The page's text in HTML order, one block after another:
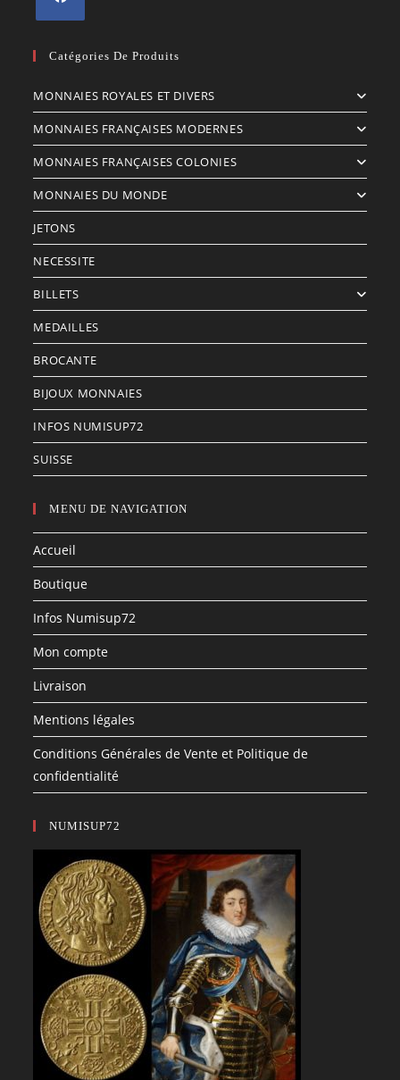
dans
nouvel
Catégories De Produits
MONNAIES ROYALES ET DIVERS
MONNAIES FRANÇAISES MODERNES
MONNAIES FRANÇAISES COLONIES
MONNAIES DU MONDE
JETONS
NECESSITE
BILLETS
MEDAILLES
BROCANTE
BIJOUX MONNAIES
INFOS NUMISUP72
SUISSE
MENU DE NAVIGATION
Accueil
Boutique
Infos Numisup72
Mon compte
Livraison
Mentions légales
Conditions Générales de Vente et Politique de
confidentialité
NUMISUP72